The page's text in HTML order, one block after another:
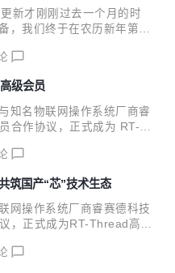
与宇航研究所签署战略合
是上海航天运载火箭总体
年代以来，其独立研制或参
新才刚刚过去一个月的时
，我们终于在农历新年第一
重大的更新，目前处于公
布。 下载地址： gitee: <p
href="https://gite
archive/v4.1.0-beta...
级会员
知名物联网操作系统厂商睿
合作协议，正式成为 RT-Th
工业、车载、消费电子等领
2019年12月，是艾派克微
派克物联网芯片事业部，总
强，股票代码002180)。主
极海致力于为消费电子、医
筑国产“芯”技术生态
网操作系统厂商睿赛德科技
，正式成为RT-Thread高级
、不同领域客户的开发需